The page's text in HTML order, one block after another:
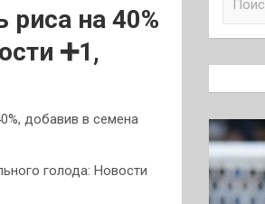
на 40%
➕1,
добавив в семена
к